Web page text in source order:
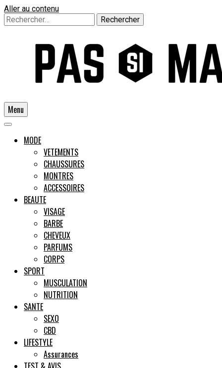
Aller au contenu
Rechercher :
Pas si
Male
Un guide pour l'homme moderne
Menu
MODE
VETEMENTS
CHAUSSURES
MONTRES
ACCESSOIRES
BEAUTE
VISAGE
BARBE
CHEVEUX
PARFUMS
CORPS
SPORT
MUSCULATION
NUTRITION
SANTE
SEXO
CBD
LIFESTYLE
Assurances